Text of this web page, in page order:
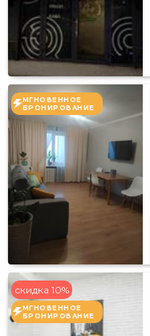
МГНОВЕННОЕ
БРОНИРОВАНИЕ
скидка 10%
МГНОВЕННОЕ
БРОНИРОВАНИЕ